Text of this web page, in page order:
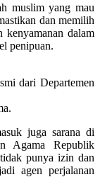
muslim yang mau
dan memilih
kenyamanan dalam
penipuan.
dari Departemen
juga sarana di
Agama Republik
punya izin dan
agen perjalanan